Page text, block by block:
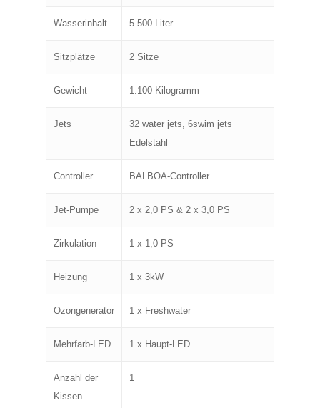
Wasserinhalt 5.500 Liter
Sitzplätze 2 Sitze
Gewicht 1.100 Kilogramm
Jets
32 water jets, 6swim jets
Edelstahl
Controller BALBOA-Controller
Jet-Pumpe 2 x 2,0 PS & 2 x 3,0 PS
Zirkulation 1 x 1,0 PS
Heizung 1 x 3kW
Ozongenerator 1 x Freshwater
Mehrfarb-LED 1 x Haupt-LED
Anzahl der
Kissen
1